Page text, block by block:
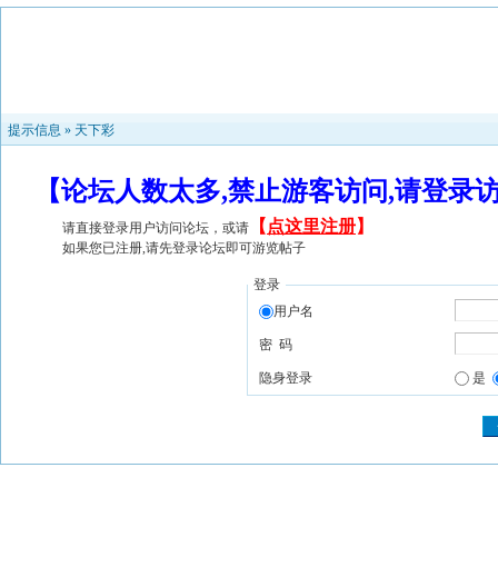
提示信息 » 天下彩
【论坛人数太多,禁止游客访问,请登
请直接登录用户访问论坛，或请 【 点这里注册】
如果您已注册,请先登录论坛即可游览帖子
登录
用户名
密 码
隐身登录 是